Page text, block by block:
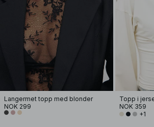
Langermet topp med blonder
NOK 299
NOK 359
+1